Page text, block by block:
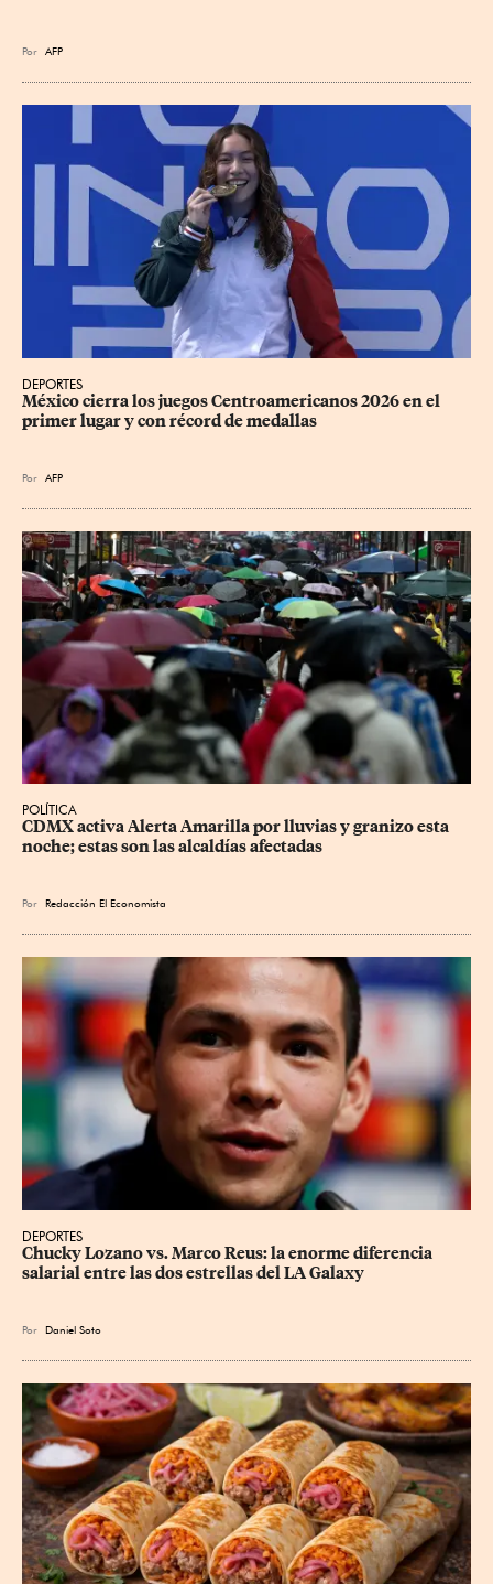
Por AFP
DEPORTES
México cierra los juegos Centroamericanos 2026 en el
primer lugar y con récord de medallas
Por AFP
POLÍTICA
CDMX activa Alerta Amarilla por lluvias y granizo esta
noche; estas son las alcaldías afectadas
Por Redacción El Economista
DEPORTES
Chucky Lozano vs. Marco Reus: la enorme diferencia
salarial entre las dos estrellas del LA Galaxy
Por Daniel Soto